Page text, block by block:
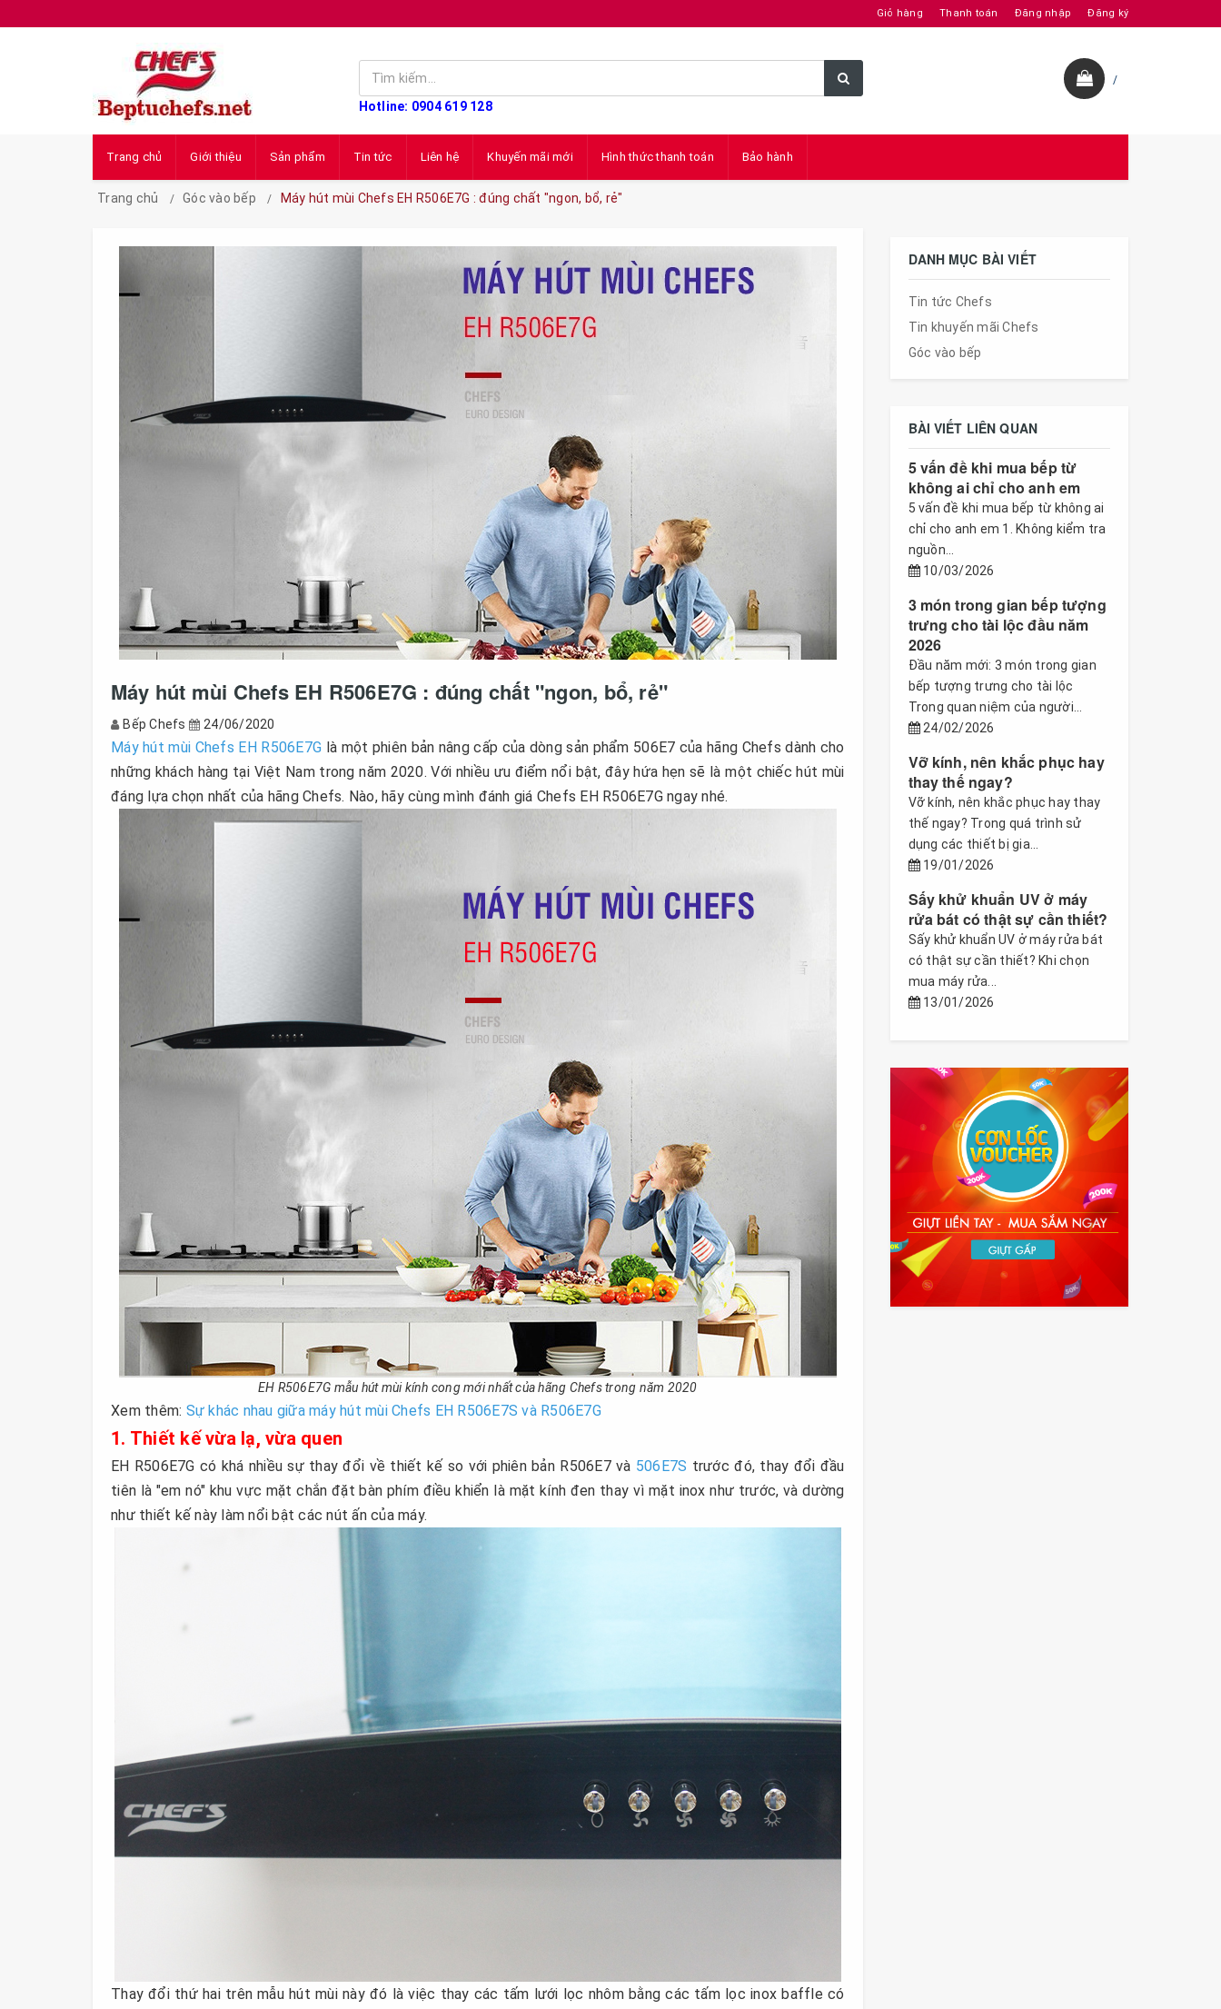
Giỏ hàng Thanh toán Đăng nhập Đăng ký
Hotline: 0904 619 128
/
Trang chủ Giới thiệu Sản phẩm Tin tức Liên hệ Khuyến mãi mới Hình thức thanh toán Bảo hành
Trang chủ Góc vào bếp Máy hút mùi Chefs EH R506E7G : đúng chất "ngon, bổ, rẻ"
Máy hút mùi Chefs EH R506E7G : đúng chất "ngon, bổ, rẻ"
Bếp Chefs 24/06/2020
Máy hút mùi Chefs EH R506E7G là một phiên bản nâng cấp của dòng sản phẩm 506E7 của hãng Chefs dành cho
những khách hàng tại Việt Nam trong năm 2020. Với nhiều ưu điểm nổi bật, đây hứa hẹn sẽ là một chiếc hút mùi
đáng lựa chọn nhất của hãng Chefs. Nào, hãy cùng mình đánh giá Chefs EH R506E7G ngay nhé.
EH R506E7G mẫu hút mùi kính cong mới nhất của hãng Chefs trong năm 2020
Xem thêm: Sự khác nhau giữa máy hút mùi Chefs EH R506E7S và R506E7G
1. Thiết kế vừa lạ, vừa quen
EH R506E7G có khá nhiều sự thay đổi về thiết kế so với phiên bản R506E7 và 506E7S trước đó, thay đổi đầu
tiên là "em nó" khu vực mặt chắn đặt bàn phím điều khiển là mặt kính đen thay vì mặt inox như trước, và dường
như thiết kế này làm nổi bật các nút ấn của máy.
Thay đổi thứ hai trên mẫu hút mùi này đó là việc thay các tấm lưới lọc nhôm bằng các tấm lọc inox baffle có
DANH MỤC BÀI VIẾT
Tin tức Chefs
Tin khuyến mãi Chefs
Góc vào bếp
BÀI VIẾT LIÊN QUAN
5 vấn đề khi mua bếp từ
không ai chỉ cho anh em
5 vấn đề khi mua bếp từ không ai
chỉ cho anh em 1. Không kiểm tra
nguồn...
10/03/2026
3 món trong gian bếp tượng
trưng cho tài lộc đầu năm
2026
Đầu năm mới: 3 món trong gian
bếp tượng trưng cho tài lộc
Trong quan niệm của người...
24/02/2026
Vỡ kính, nên khắc phục hay
thay thế ngay?
Vỡ kính, nên khắc phục hay thay
thế ngay? Trong quá trình sử
dụng các thiết bị gia...
19/01/2026
Sấy khử khuẩn UV ở máy
rửa bát có thật sự cần thiết?
Sấy khử khuẩn UV ở máy rửa bát
có thật sự cần thiết? Khi chọn
mua máy rửa...
13/01/2026